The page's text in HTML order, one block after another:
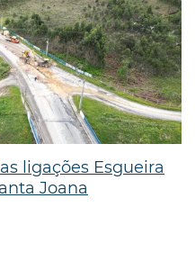
ligações Esgueira
Joana